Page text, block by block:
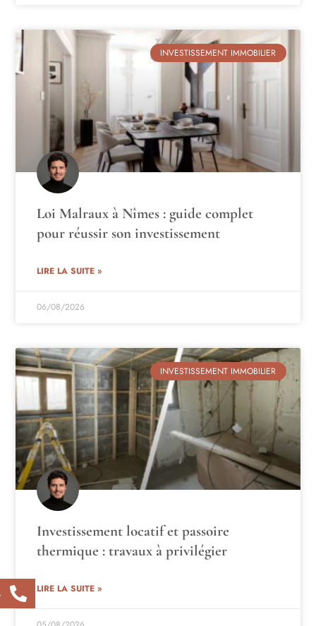
INVESTISSEMENT IMMOBILIER
Loi Malraux à Nîmes : guide complet
pour réussir son investissement
LIRE LA SUITE »
06/08/2026
INVESTISSEMENT IMMOBILIER
Investissement locatif et passoire
thermique : travaux à privilégier
LIRE LA SUITE »